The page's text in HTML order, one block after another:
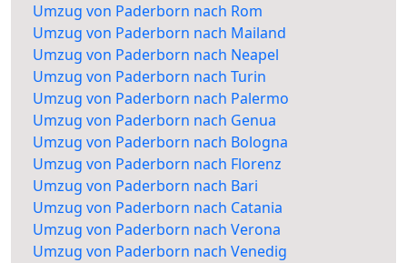
Umzug von Paderborn nach Rom
Umzug von Paderborn nach Mailand
Umzug von Paderborn nach Neapel
Umzug von Paderborn nach Turin
Umzug von Paderborn nach Palermo
Umzug von Paderborn nach Genua
Umzug von Paderborn nach Bologna
Umzug von Paderborn nach Florenz
Umzug von Paderborn nach Bari
Umzug von Paderborn nach Catania
Umzug von Paderborn nach Verona
Umzug von Paderborn nach Venedig